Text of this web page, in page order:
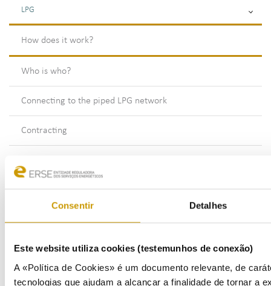
Consentir Detalhes
Este website utiliza cookies (testemunhos de conexão)
A «Política de Cookies» é um documento relevante, de
tecnologias que ajudam a alcançar a finalidade de tornar a
LPG
How does it work?
Who is who?
Connecting to the piped LPG network
Contracting
Understanding the invoice
Meters - readings and estimates
What I need to know about supply cut-off